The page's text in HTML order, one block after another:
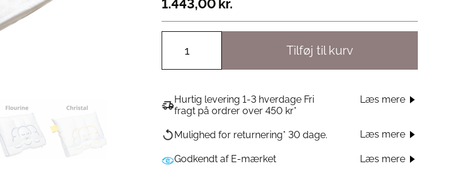
1.443,00 kr.
Tilføj til kurv
Hurtig levering 1-3 hverdage Fri
fragt på ordrer over 450 kr*
Læs mere
Mulighed for returnering* 30 dage. Læs mere
Godkendt af E-mærket Læs mere